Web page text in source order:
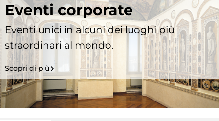
Eventi corporate
Eventi unici in alcuni dei luoghi più
straordinari al mondo.
Scopri di più